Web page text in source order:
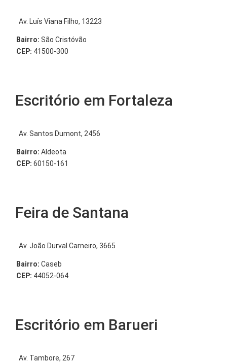
Av. Luís Viana Filho, 13223
Bairro: São Cristóvão
CEP: 41500-300
Escritório em Fortaleza
Av. Santos Dumont, 2456
Bairro: Aldeota
CEP: 60150-161
Feira de Santana
Av. João Durval Carneiro, 3665
Bairro: Caseb
CEP: 44052-064
Escritório em Barueri
Av. Tambore, 267